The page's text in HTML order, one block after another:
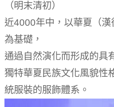
（明末清初）
近4000年中，以華夏（
為基礎，
通過自然演化而形成的具
獨特華夏民族文化風貌性
統服裝的服飾體系。